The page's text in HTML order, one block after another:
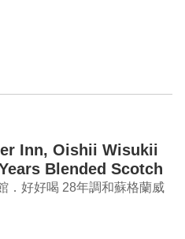
Inn, Oishii Wisukii
Blended Scotch
．好好喝 28年調和蘇格蘭威